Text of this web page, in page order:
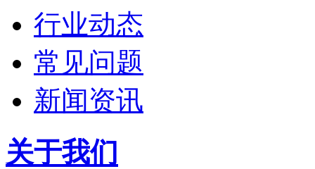
行业动态
常见问题
新闻资讯
关于我们